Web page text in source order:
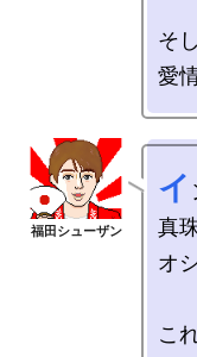
そ
イ
真
オ
こ